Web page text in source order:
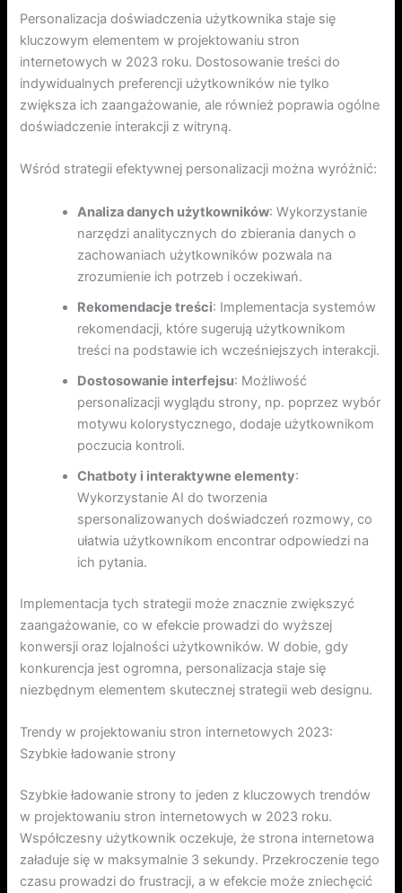
Personalizacja doświadczenia użytkownika staje się
kluczowym elementem w projektowaniu stron
internetowych w 2023 roku. Dostosowanie treści do
indywidualnych preferencji użytkowników nie tylko
zwiększa ich zaangażowanie, ale również poprawia ogólne
doświadczenie interakcji z witryną.
Wśród strategii efektywnej personalizacji można wyróżnić:
Analiza danych użytkowników: Wykorzystanie
narzędzi analitycznych do zbierania danych o
zachowaniach użytkowników pozwala na
zrozumienie ich potrzeb i oczekiwań.
Rekomendacje treści: Implementacja systemów
rekomendacji, które sugerują użytkownikom
treści na podstawie ich wcześniejszych interakcji.
Dostosowanie interfejsu: Możliwość
personalizacji wyglądu strony, np. poprzez wybór
motywu kolorystycznego, dodaje użytkownikom
poczucia kontroli.
Chatboty i interaktywne elementy:
Wykorzystanie AI do tworzenia
spersonalizowanych doświadczeń rozmowy, co
ułatwia użytkownikom encontrar odpowiedzi na
ich pytania.
Implementacja tych strategii może znacznie zwiększyć
zaangażowanie, co w efekcie prowadzi do wyższej
konwersji oraz lojalności użytkowników. W dobie, gdy
konkurencja jest ogromna, personalizacja staje się
niezbędnym elementem skutecznej strategii web designu.
Trendy w projektowaniu stron internetowych 2023:
Szybkie ładowanie strony
Szybkie ładowanie strony to jeden z kluczowych trendów
w projektowaniu stron internetowych w 2023 roku.
Współczesny użytkownik oczekuje, że strona internetowa
załaduje się w maksymalnie 3 sekundy. Przekroczenie tego
czasu prowadzi do frustracji, a w efekcie może zniechęcić